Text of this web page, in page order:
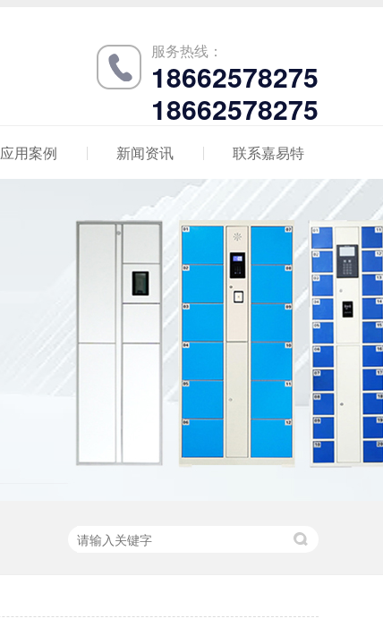
服务热线：
18662578275
18662578275
应用案例 新闻资讯 联系嘉易特